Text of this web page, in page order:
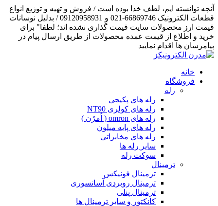
آنچه توانسته ایم، لطف خدا بوده است / فروش و تهیه و توزیع انواع
قطعات الکترونیک 66869746-021 و 09120958931 / بدلیل نوسانات
قیمت ارز محصولات سایت قیمت گذاری نشده اند؛ لطفا" برای
خرید و اطلاع از قیمت عمده محصولات از طریق ارسال پیام در
پیامرسان ها اقدام نمایید
خانه
فروشگاه
رله
رله های پکیجی
رله های کولری NT90
رله های omron ( اُمرُن )
رله های پایه میلون
رله های مخابراتی
سایر رله ها
سوکت رله
ترمینال
ترمینال فونیکس
ترمینال روبردی آسانسوری
ترمینال پنلی
کانکتور و سایر ترمینال ها